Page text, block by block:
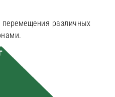
различных